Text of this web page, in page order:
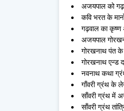
अजयपाल को
कवि भरत के
गढ़वाल का कृष्ण
अजयपाल
गोरखनाथ पंत के
गोरखनाथ एन्ड
नवनाथ कथा
गाँवरी ग्रंथ के
साँवरी ग्रंथ में
साँवरी ग्रंथ